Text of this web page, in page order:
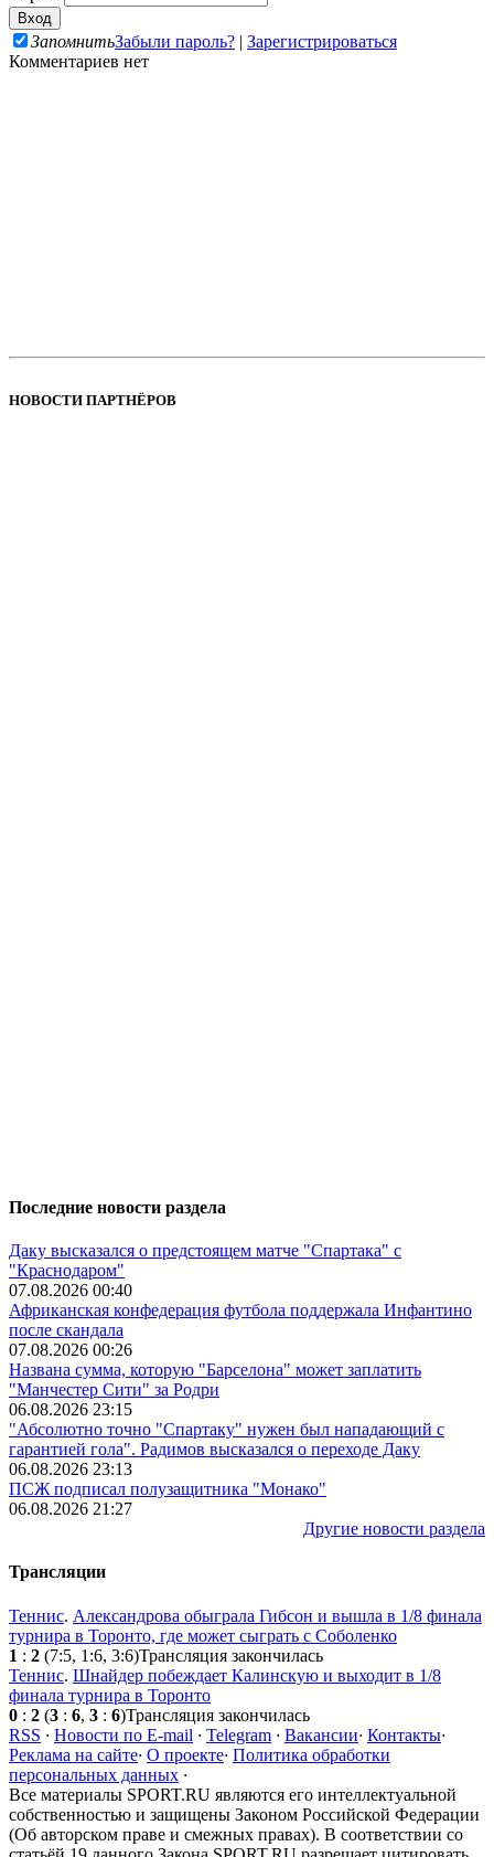
ЗапомнитьЗабыли пароль? | Зарегистрироваться
Комментариев нет
НОВОСТИ ПАРТНЁРОВ
Последние новости раздела
Даку высказался о предстоящем матче "Спартака" с
"Краснодаром"
07.08.2026 00:40
Африканская конфедерация футбола поддержала Инфантино
после скандала
07.08.2026 00:26
Названа сумма, которую "Барселона" может заплатить
"Манчестер Сити" за Родри
06.08.2026 23:15
"Абсолютно точно "Спартаку" нужен был нападающий с
гарантией гола". Радимов высказался о переходе Даку
06.08.2026 23:13
ПСЖ подписал полузащитника "Монако"
06.08.2026 21:27
Другие новости раздела
Трансляции
Теннис. Александрова обыграла Гибсон и вышла в 1/8 финала
турнира в Торонто, где может сыграть с Соболенко
1 : 2 (7:5, 1:6, 3:6)Трансляция закончилась
Теннис. Шнайдер побеждает Калинскую и выходит в 1/8
финала турнира в Торонто
0 : 2 (3 : 6, 3 : 6)Трансляция закончилась
RSS · Новости по E-mail · Telegram · Вакансии· Контакты·
Реклама на сайте· О проекте· Политика обработки
персональных данных ·
Все материалы SPORT.RU являются его интеллектуальной
собственностью и защищены Законом Российской Федерации
(Об авторском праве и смежных правах). В соответствии со